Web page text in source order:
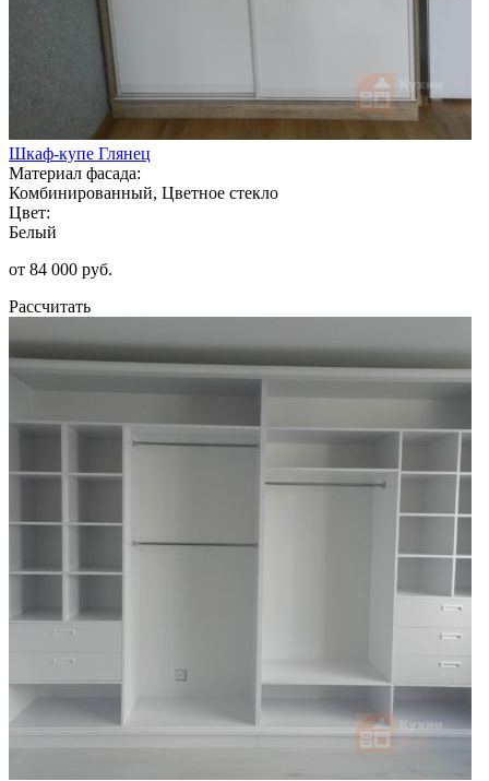
Шкаф-купе Глянец
Материал фасада:
Комбинированный, Цветное стекло
Цвет:
Белый
от 84 000 руб.
Рассчитать